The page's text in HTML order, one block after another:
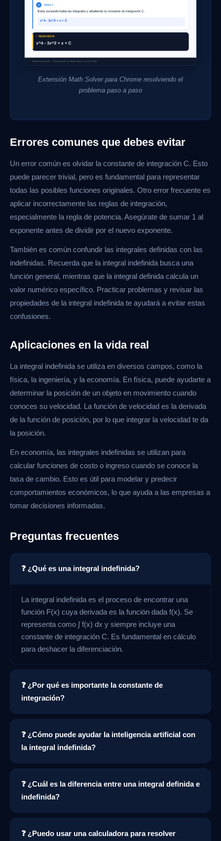
Extensión Math Solver para Chrome resolviendo el
problema paso a paso
Errores comunes que debes evitar
Un error común es olvidar la constante de integración C. Esto
puede parecer trivial, pero es fundamental para representar
todas las posibles funciones originales. Otro error frecuente es
aplicar incorrectamente las reglas de integración,
especialmente la regla de potencia. Asegúrate de sumar 1 al
exponente antes de dividir por el nuevo exponente.
También es común confundir las integrales definidas con las
indefinidas. Recuerda que la integral indefinida busca una
función general, mientras que la integral definida calcula un
valor numérico específico. Practicar problemas y revisar las
propiedades de la integral indefinida te ayudará a evitar estas
confusiones.
Aplicaciones en la vida real
La integral indefinida se utiliza en diversos campos, como la
física, la ingeniería, y la economía. En física, puede ayudarte a
determinar la posición de un objeto en movimiento cuando
conoces su velocidad. La función de velocidad es la derivada
de la función de posición, por lo que integrar la velocidad te da
la posición.
En economía, las integrales indefinidas se utilizan para
calcular funciones de costo o ingreso cuando se conoce la
tasa de cambio. Esto es útil para modelar y predecir
comportamientos económicos, lo que ayuda a las empresas a
tomar decisiones informadas.
Preguntas frecuentes
❓ ¿Qué es una integral indefinida?
La integral indefinida es el proceso de encontrar una
función F(x) cuya derivada es la función dada f(x). Se
representa como ∫ f(x) dx y siempre incluye una
constante de integración C. Es fundamental en cálculo
para deshacer la diferenciación.
❓ ¿Por qué es importante la constante de
integración?
❓ ¿Cómo puede ayudar la inteligencia artificial con
la integral indefinida?
❓ ¿Cuál es la diferencia entre una integral definida e
indefinida?
❓ ¿Puedo usar una calculadora para resolver